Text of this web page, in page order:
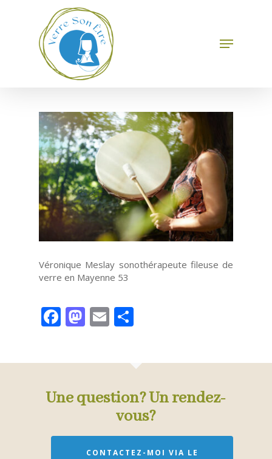
Menu
Véronique Meslay sonothérapeute fileuse de
verre en Mayenne 53
Facebook
Mastodon
Email
Une question? Un rendez-
vous?
CONTACTEZ-MOI VIA LE